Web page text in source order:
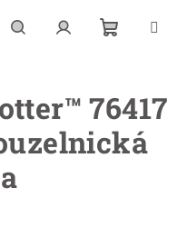
košík
76417